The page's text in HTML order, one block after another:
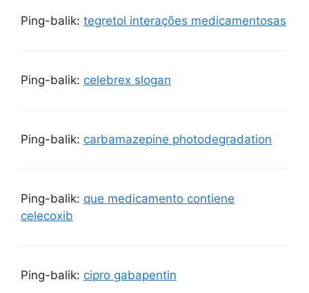
Ping-balik: tegretol interações medicamentosas
Ping-balik: celebrex slogan
Ping-balik: carbamazepine photodegradation
Ping-balik: que medicamento contiene
celecoxib
Ping-balik: cipro gabapentin